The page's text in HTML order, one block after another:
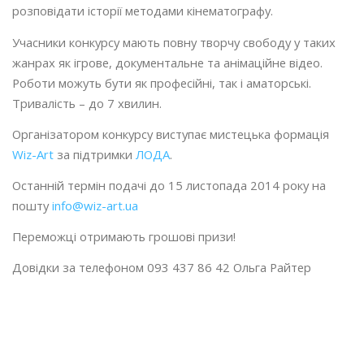
розповідати історії методами кінематографу.
Учасники конкурсу мають повну творчу свободу у таких
жанрах як ігрове, документальне та анімаційне відео.
Роботи можуть бути як професійні, так і аматорські.
Тривалість – до 7 хвилин.
Організатором конкурсу виступає мистецька формація
Wiz-Art за підтримки ЛОДА.
Останній термін подачі до 15 листопада 2014 року на
поштуinfo@wiz-art.ua
Переможці отримають грошові призи!
Довідки за телефоном 093 437 86 42 Ольга Райтер